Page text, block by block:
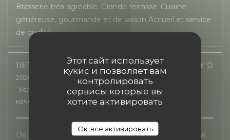
Этот сайт использует
кукис и позволяет вам
контролировать
сервисы которые вы
хотите активировать
Ок, все активировать
Brasserie très agréable. Grande terrasse. Cuisine
généreuse, gourmande et de saison Accueil et service
de qualité.
DENIS
2026-07-20
- 12:00 - гости 2
Услуги
Атмосфера: 5 /5 Меню : 4 /5
Цена /
качество
De bonne saveurs. Un service rapide, sur une terrasse